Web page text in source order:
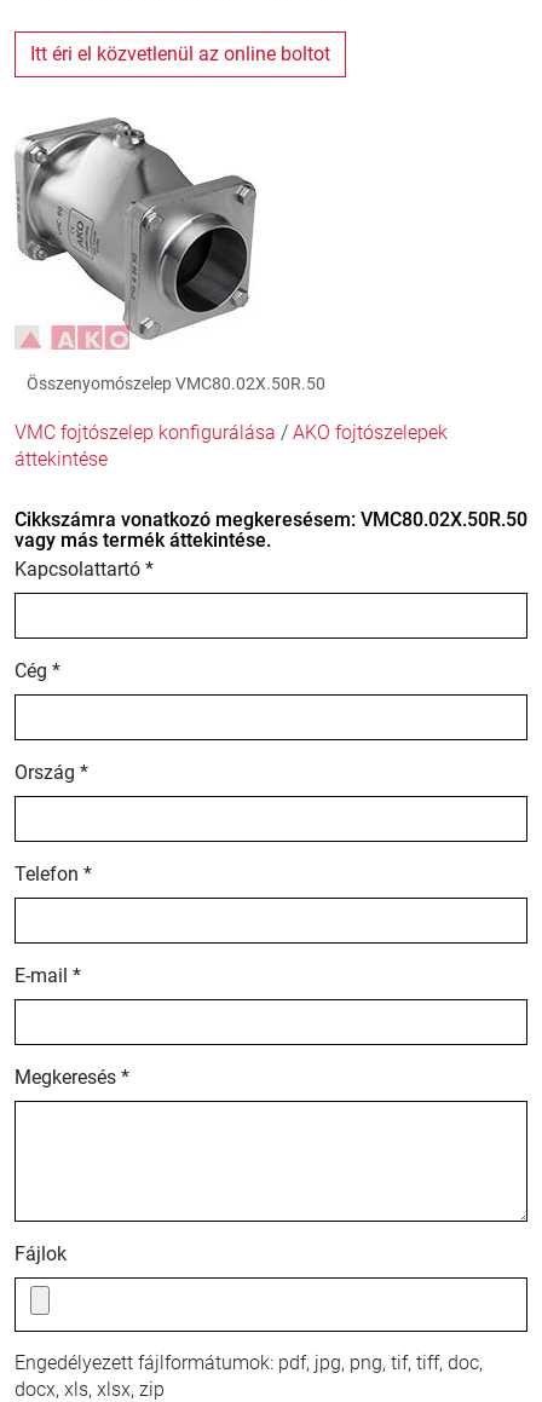
Itt éri el közvetlenül az online boltot
Összenyomószelep VMC80.02X.50R.50
VMC fojtószelep konfigurálása / AKO fojtószelepek
áttekintése
Cikkszámra vonatkozó megkeresésem: VMC80.02X.50R.50
vagy más termék áttekintése.
Kapcsolattartó *
Cég *
Ország *
Telefon *
E-mail *
Megkeresés *
Fájlok
Engedélyezett fájlformátumok: pdf, jpg, png, tif, tiff, doc,
docx, xls, xlsx, zip